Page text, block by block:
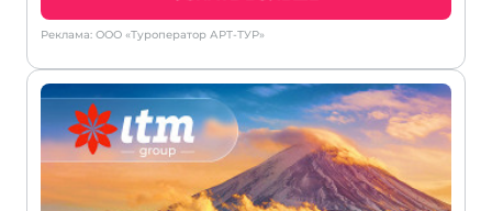
Реклама: ООО «Туроператор АРТ-ТУР»